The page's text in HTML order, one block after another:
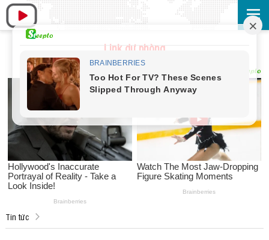
Link dự phòng
Tin tức